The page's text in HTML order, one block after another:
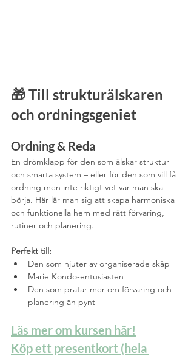
🎁 Till strukturälskaren
och ordningsgeniet
Ordning & Reda
En drömklapp för den som älskar struktur
och smarta system – eller för den som vill få
ordning men inte riktigt vet var man ska
börja. Här lär man sig att skapa harmoniska
och funktionella hem med rätt förvaring,
rutiner och planering.
Perfekt till:
Den som njuter av organiserade skåp
Marie Kondo-entusiasten
Den som pratar mer om förvaring och
planering än pynt
Läs mer om kursen här!
Köp ett presentkort (hela